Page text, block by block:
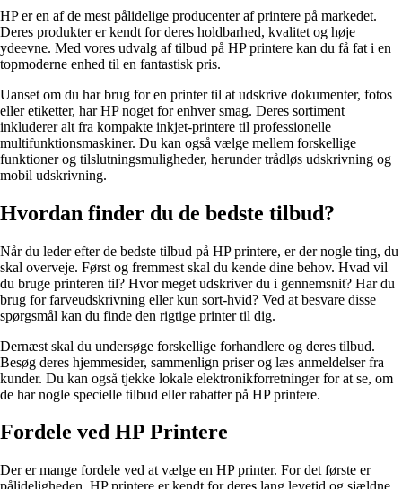
HP er en af ​​de mest pålidelige producenter af printere på markedet.
Deres produkter er kendt for deres holdbarhed, kvalitet og høje
ydeevne. Med vores udvalg af tilbud på HP printere kan du få fat i en
topmoderne enhed til en fantastisk pris.
Uanset om du har brug for en printer til at udskrive dokumenter, fotos
eller etiketter, har HP noget for enhver smag. Deres sortiment
inkluderer alt fra kompakte inkjet-printere til professionelle
multifunktionsmaskiner. Du kan også vælge mellem forskellige
funktioner og tilslutningsmuligheder, herunder trådløs udskrivning og
mobil udskrivning.
Hvordan finder du de bedste tilbud?
Når du leder efter de bedste tilbud på HP printere, er der nogle ting, du
skal overveje. Først og fremmest skal du kende dine behov. Hvad vil
du bruge printeren til? Hvor meget udskriver du i gennemsnit? Har du
brug for farveudskrivning eller kun sort-hvid? Ved at besvare disse
spørgsmål kan du finde den rigtige printer til dig.
Dernæst skal du undersøge forskellige forhandlere og deres tilbud.
Besøg deres hjemmesider, sammenlign priser og læs anmeldelser fra
kunder. Du kan også tjekke lokale elektronikforretninger for at se, om
de har nogle specielle tilbud eller rabatter på HP printere.
Fordele ved HP Printere
Der er mange fordele ved at vælge en HP printer. For det første er